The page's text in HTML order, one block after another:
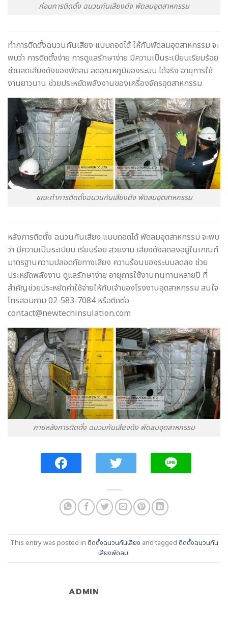
ก่อนการติดตั้ง ฉนวนกันเสียงดัง พัดลมอุตสาหกรรม
ทำการติดตั้งฉนวนกันเสียง แบบถอดได้ ให้กับพัดลมอุตสาหกรรม จะ
พบว่า การติดตั้งง่าย การดูแลรักษาง่าย มีความเป็นระเบียบเรียบร้อย
ช่วยลดเสียงดังของพัดลม ลดอุณหภูมิของระบบ ได้จริง อายุการใช้
งานยาวนาน ช่วยประหยัดพลังงานของเครื่องจักรอุตสาหกรรม
ขณะทำการติดตั้งฉนวนกันเสียงดัง พัดลมอุตสาหกรรม
หลังการติดตั้ง ฉนวนกันเสียง แบบถอดได้ พัดลมอุตสาหกรรม จะพบ
ว่า มีความเป็นระเบียบ เรียบร้อย สวยงาม เสียงดังลดลงอยู่ในเกณฑ์
มาตรฐานความปลอดภัยทางเสียง ความร้อนของระบบลดลง ช่วย
ประหยัดพลังงาน ดูแลรักษาง่าย อายุการใช้งานทนทานหลายปี ที่
สำคัญช่วยประหยัดค่าใช้จ่ายให้กับเจ้าของโรงงานอุตสาหกรรม สนใจ
โทรสอบถาม 02-583-7084 หรือติดต่อ
contact@newtechinsulation.com
ภายหลังการติดตั้ง ฉนวนกันเสียงดัง พัดลมอุตสาหกรรม
This entry was posted in ติดตั้งฉนวนกันเสียง and tagged ติดตั้งฉนวนกัน
เสียงพัดลม.
ADMIN